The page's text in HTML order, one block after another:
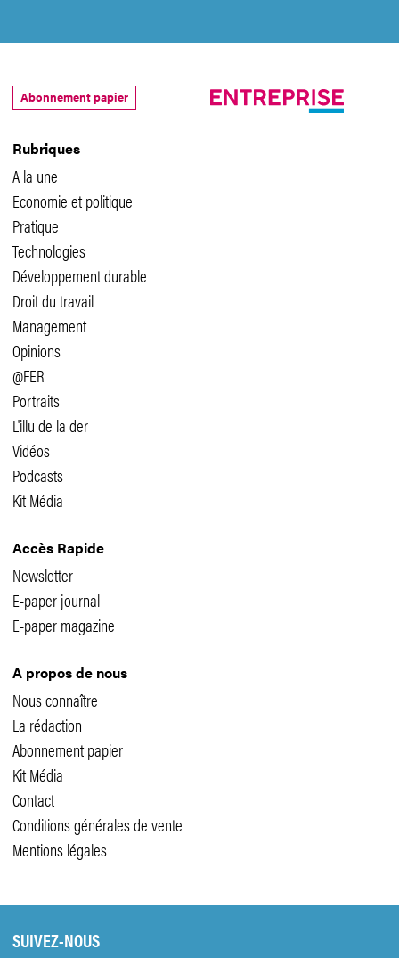
Rubriques
A la une
Economie et politique
Pratique
Technologies
Développement durable
Droit du travail
Management
Opinions
@FER
Portraits
L'illu de la der
Vidéos
Podcasts
Kit Média
Accès Rapide
Newsletter
E-paper journal
E-paper magazine
A propos de nous
Nous connaître
La rédaction
Abonnement papier
Kit Média
Contact
Conditions générales de vente
Mentions légales
Abonnement papier
SUIVEZ-NOUS